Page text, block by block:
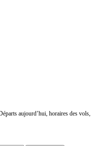
aujourd’hui, horaires des vols,